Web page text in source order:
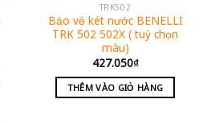
TRK502
Bảo vệ két nước BENELLI
TRK 502 502X ( tuỳ chọn
màu)
427.050₫
THÊM VÀO GIỎ HÀNG